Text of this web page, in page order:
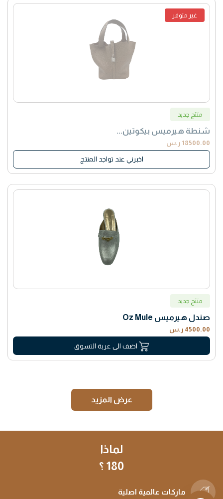
غير متوفر
منتج جديد
شنطة هيرميس بيكوتين...
18500.00 ر.س
اخبرني عند تواجد المنتج
منتج جديد
صندل هيرميس Oz Mule
4500.00 ر.س
اضف الى عربة التسوق
عرض المزيد
لماذا
180 ؟
ماركات عالمية اصلية